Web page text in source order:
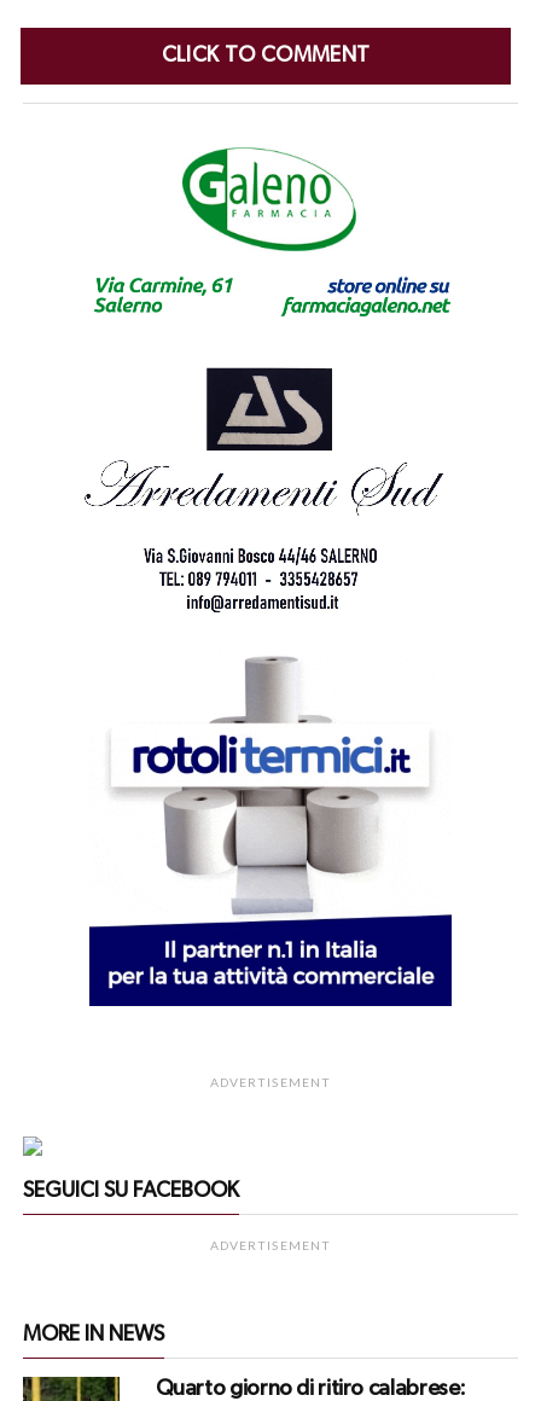
CLICK TO COMMENT
ADVERTISEMENT
SEGUICI SU FACEBOOK
ADVERTISEMENT
MORE IN NEWS
Quarto giorno di ritiro calabrese: